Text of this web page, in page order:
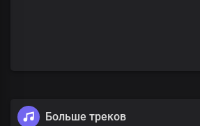
Больше треков